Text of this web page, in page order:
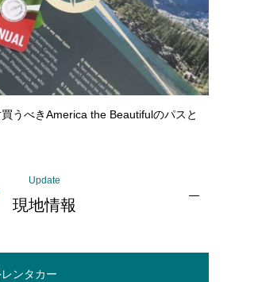
うべきAmerica the Beautifulのパスと
Update
現地情報
ンタカー